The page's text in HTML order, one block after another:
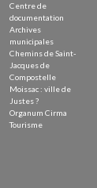
Centre de
documentation
Archives
municipales
Chemins de Saint-
Jacques de
Compostelle
Moissac : ville de
Justes ?
Organum Cirma
Tourisme